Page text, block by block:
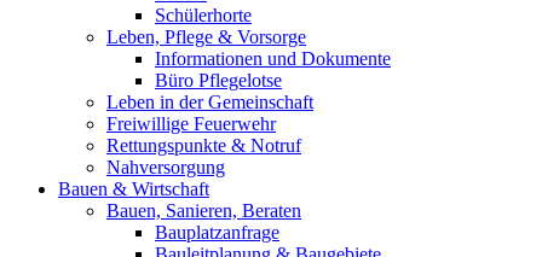
Schülerhorte
Leben, Pflege & Vorsorge
Informationen und Dokumente
Büro Pflegelotse
Leben in der Gemeinschaft
Freiwillige Feuerwehr
Rettungspunkte & Notruf
Nahversorgung
Bauen & Wirtschaft
Bauen, Sanieren, Beraten
Bauplatzanfrage